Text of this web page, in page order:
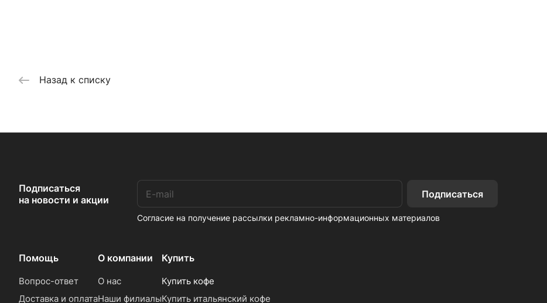
Назад к списку
Подписаться
на новости и акции
Подписаться
Согласие на получение рассылки рекламно-информационных материалов
Помощь
Вопрос-ответ
Доставка и оплата
О компании
О нас
Наши филиалы
Купить
Купить кофе
Купить итальянский кофе